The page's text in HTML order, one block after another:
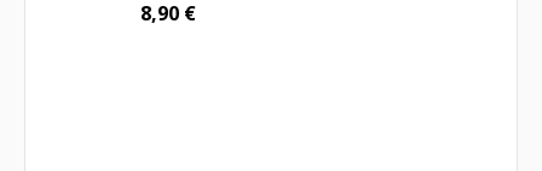
8,90 €